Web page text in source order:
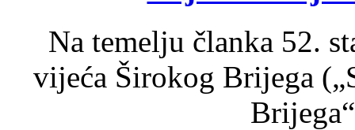
Na temelju članka 52.
vijeća Širokog Brijega